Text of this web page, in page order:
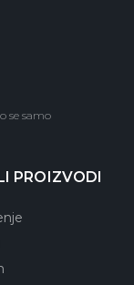
se samo
PROIZVODI